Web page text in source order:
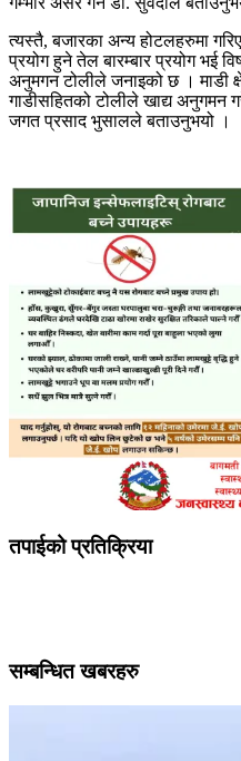
त्यस्तै, बजारका अन्य होटलहरुमा
प्रयोग हुने तेल बारम्बार प्रयोग भई
अनुमगन टोलीले जनाइको छ । माडी
गाडीसहितको टोलीले खाद्य
जगत प्रसाद भुसालले बताउनुभयो ।
तपाईको प्रतिक्रिया
सम्बन्धित खबरहरु